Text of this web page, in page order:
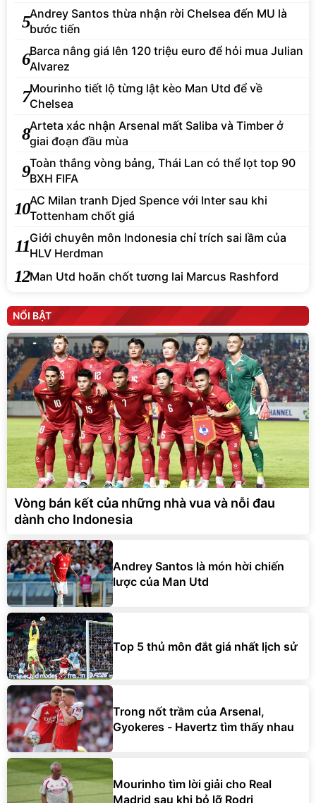
5Andrey Santos thừa nhận rời Chelsea đến MU là
bước tiến
6Barca nâng giá lên 120 triệu euro để hỏi mua Julian
Alvarez
7Mourinho tiết lộ từng lật kèo Man Utd để về
Chelsea
8Arteta xác nhận Arsenal mất Saliba và Timber ở
giai đoạn đầu mùa
9Toàn thắng vòng bảng, Thái Lan có thể lọt top 90
BXH FIFA
10AC Milan tranh Djed Spence với Inter sau khi
Tottenham chốt giá
11Giới chuyên môn Indonesia chỉ trích sai lầm của
HLV Herdman
12Man Utd hoãn chốt tương lai Marcus Rashford
NỔI BẬT
Vòng bán kết của những nhà vua và nỗi đau
dành cho Indonesia
Andrey Santos là món hời chiến
lược của Man Utd
Top 5 thủ môn đắt giá nhất lịch sử
Trong nốt trầm của Arsenal,
Gyokeres - Havertz tìm thấy nhau
Mourinho tìm lời giải cho Real
Madrid sau khi bỏ lỡ Rodri